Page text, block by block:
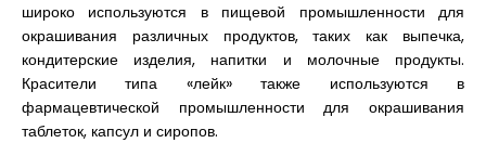
широко используются в пищевой промышленности для
окрашивания различных продуктов, таких как выпечка,
кондитерские изделия, напитки и молочные продукты.
Красители типа «лейк» также используются в
фармацевтической промышленности для окрашивания
таблеток, капсул и сиропов.